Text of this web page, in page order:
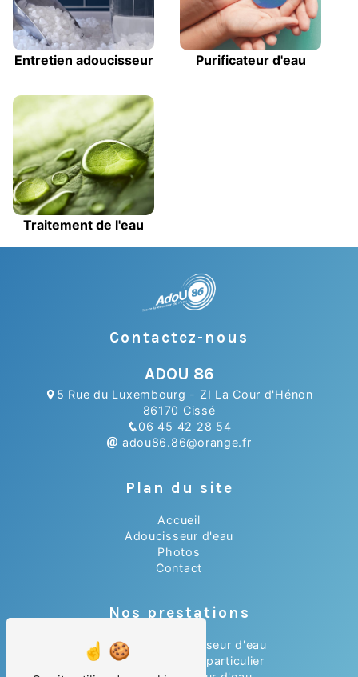
Entretien adoucisseur Purificateur d'eau
Traitement de l'eau
Contactez-nous
ADOU 86
5 Rue du Luxembourg - ZI La Cour d'Hénon
86170 Cissé
06 45 42 28 54
adou86.86@orange.fr
Plan du site
Accueil
Adoucisseur d'eau
Photos
Contact
Nos prestations
Installation adoucisseur d'eau
Adoucisseur d'eau particulier